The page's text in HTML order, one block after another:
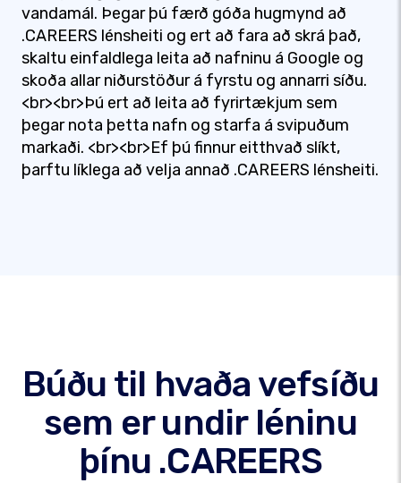
vandamál. Þegar þú færð góða hugmynd að
.CAREERS lénsheiti og ert að fara að skrá það,
skaltu einfaldlega leita að nafninu á Google og
skoða allar niðurstöður á fyrstu og annarri síðu.
<br><br>Þú ert að leita að fyrirtækjum sem
þegar nota þetta nafn og starfa á svipuðum
markaði. <br><br>Ef þú finnur eitthvað slíkt,
þarftu líklega að velja annað .CAREERS lénsheiti.
Búðu til hvaða vefsíðu
sem er undir léninu
þínu .CAREERS